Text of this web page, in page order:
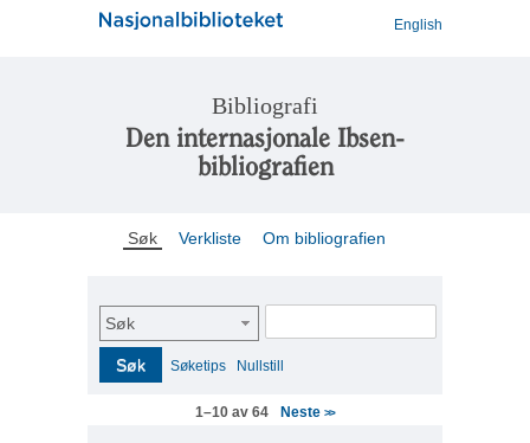
English
Bibliografi
Den internasjonale Ibsen-
bibliografien
Søk Verkliste Om bibliografien
Søk
Søk Søketips Nullstill
1–10 av 64 Neste>>